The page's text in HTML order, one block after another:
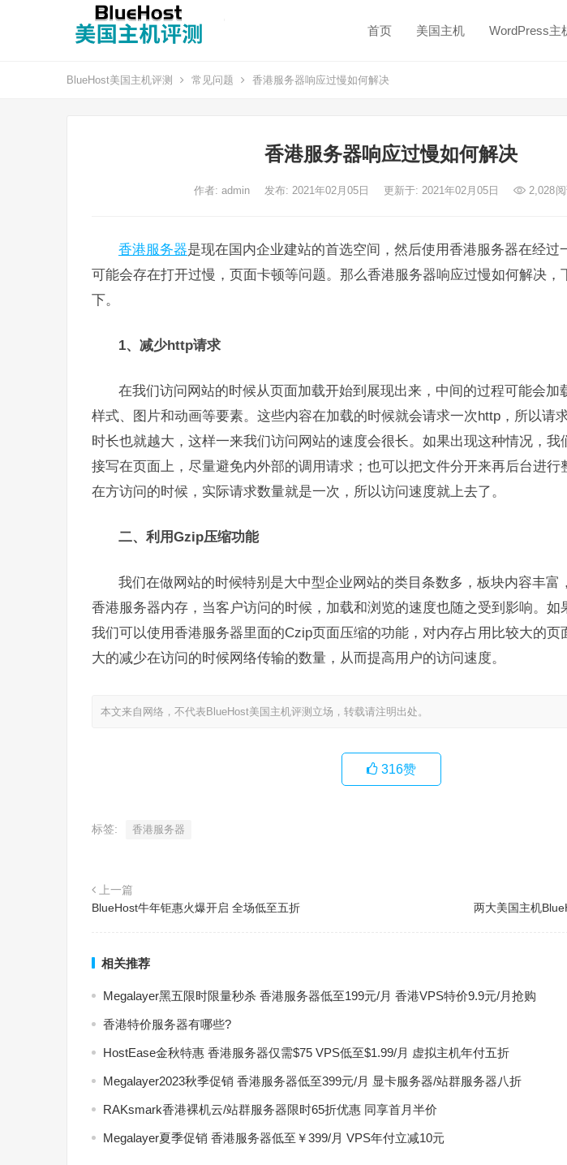
首页 美国主机 WordPress主
BlueHost美国主机评测 常见问题 香港服务器响应过慢如何解决
香港服务器响应过慢如何解决
作者: admin 发布: 2021年02月05日 更新于: 2021年02月05日 2,028
香港服务器是现在国内企业建站的首选空间，然后使用香港服务器在经过
可能会存在打开过慢，页面卡顿等问题。那么香港服务器响应过慢如何解决，
下。
1、减少http请求
在我们访问网站的时候从页面加载开始到展现出来，中间的过程可能会加
样式、图片和动画等要素。这些内容在加载的时候就会请求一次http，所以请
时长也就越大，这样一来我们访问网站的速度会很长。如果出现这种情况，我
接写在页面上，尽量避免内外部的调用请求；也可以把文件分开来再后台进行
在方访问的时候，实际请求数量就是一次，所以访问速度就上去了。
二、利用Gzip压缩功能
我们在做网站的时候特别是大中型企业网站的类目条数多，板块内容丰富
香港服务器内存，当客户访问的时候，加载和浏览的速度也随之受到影响。如
我们可以使用香港服务器里面的Czip页面压缩的功能，对内存占用比较大的页
大的减少在访问的时候网络传输的数量，从而提高用户的访问速度。
本文来自网络，不代表BlueHost美国主机评测立场，转载请注明出处。
316赞
标签: 香港服务器
上一篇
BlueHost牛年钜惠火爆开启 全场低至五折
两大美国主机
相关推荐
Megalayer黑五限时限量秒杀 香港服务器低至199元/月 香港VPS特价9.9元/月抢购
香港特价服务器有哪些?
HostEase金秋特惠 香港服务器仅需$75 VPS低至$1.99/月 虚拟主机年付五折
Megalayer2023秋季促销 香港服务器低至399元/月 显卡服务器/站群服务器八折
RAKsmark香港裸机云/站群服务器限时65折优惠 同享首月半价
Megalayer夏季促销 香港服务器低至￥399/月 VPS年付立减10元